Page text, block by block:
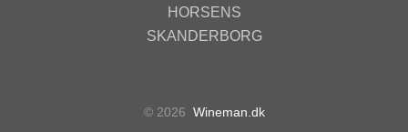
HORSENS
SKANDERBORG
© 2026 Wineman.dk